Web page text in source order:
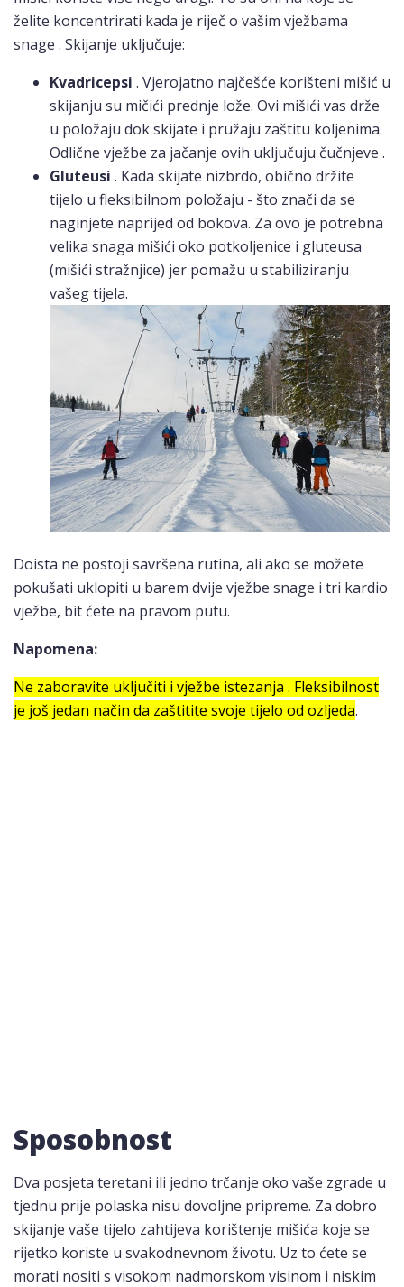
želite koncentrirati kada je riječ o vašim vježbama
snage . Skijanje uključuje:
Kvadricepsi . Vjerojatno najčešće korišteni mišić u
skijanju su mičići prednje lože. Ovi mišići vas drže
u položaju dok skijate i pružaju zaštitu koljenima.
Odlične vježbe za jačanje ovih uključuju čučnjeve .
Gluteusi . Kada skijate nizbrdo, obično držite
tijelo u fleksibilnom položaju - što znači da se
naginjete naprijed od bokova. Za ovo je potrebna
velika snaga mišići oko potkoljenice i gluteusa
(mišići stražnjice) jer pomažu u stabiliziranju
vašeg tijela.
Doista ne postoji savršena rutina, ali ako se možete
pokušati uklopiti u barem dvije vježbe snage i tri kardio
vježbe, bit ćete na pravom putu.
Napomena:
Ne zaboravite uključiti i vježbe istezanja . Fleksibilnost
je još jedan način da zaštitite svoje tijelo od ozljeda.
Sposobnost
Dva posjeta teretani ili jedno trčanje oko vaše zgrade u
tjednu prije polaska nisu dovoljne pripreme. Za dobro
skijanje vaše tijelo zahtijeva korištenje mišića koje se
rijetko koriste u svakodnevnom životu. Uz to ćete se
morati nositi s visokom nadmorskom visinom i niskim